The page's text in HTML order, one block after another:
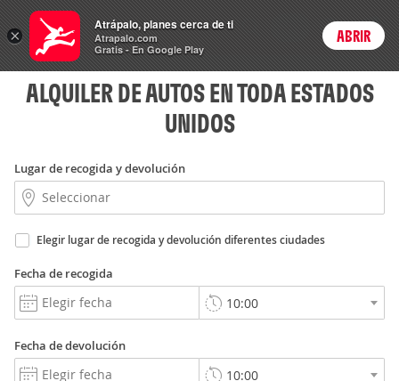
Autos Precios enPeso
ARSCambiar moneda
Login
ALQUILER DE AUTOS EN TODA ESTADOS
UNIDOS
Lugar de recogida y devolución
Elegir lugar de recogida y devolución diferentes ciudades
Fecha de recogida
Fecha de devolución
×
Atrápalo, planes cerca de ti
Atrapalo.com
Gratis - En Google Play
ABRIR